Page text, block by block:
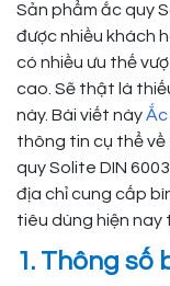
Sản phẩm ắc quy
được nhiều khách
có nhiều ưu thế
cao. Sẽ thật là
này. Bài viết nàyẮc
thông tin cụ thể
quy Solite DIN
địa chỉ cung cấp
tiêu dùng hiện nay
1. Thông số